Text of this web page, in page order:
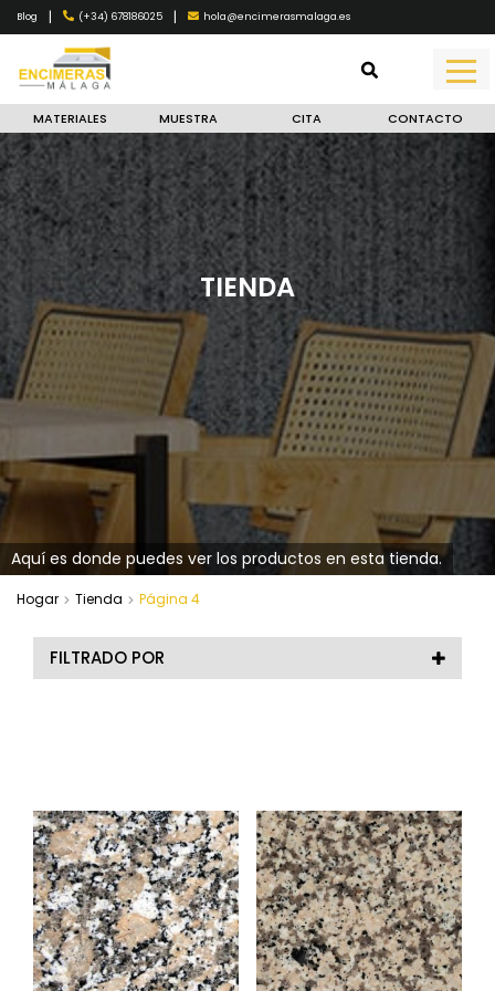
Blog | (+34) 678186025 | hola@encimerasmalaga.es
MATERIALES MUESTRA CITA CONTACTO
TIENDA
Aquí es donde puedes ver los productos en esta tienda.
Hogar Tienda Página 4
FILTRADO POR
TIPO DE MATERIAL
Arenisca (2)
Calcita (1)
Caliza y Travertino (14)
COLOR
PRECIO